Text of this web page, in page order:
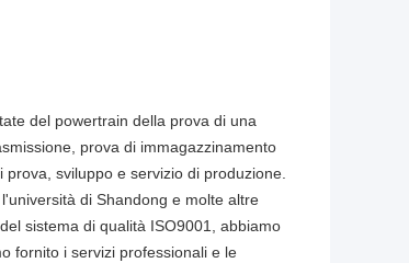
del powertrain della prova di una
prova di immagazzinamento
sviluppo e servizio di produzione.
di Shandong e molte altre
sistema di qualità ISO9001, abbiamo
fornito i servizi professionali e le